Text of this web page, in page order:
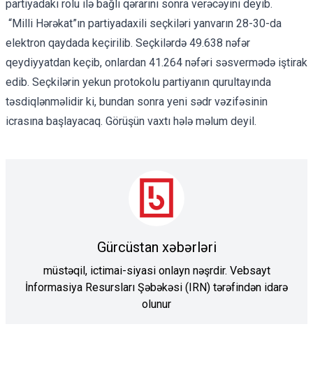
partiyadakı rolu ilə bağlı qərarını sonra verəcəyini deyib.
“Milli Hərəkat”ın partiyadaxili seçkiləri yanvarın 28-30-da
elektron qaydada keçirilib. Seçkilərdə 49.638 nəfər
qeydiyyatdan keçib, onlardan 41.264 nəfəri səsvermədə iştirak
edib. Seçkilərin yekun protokolu partiyanın qurultayında
təsdiqlənməlidir ki, bundan sonra yeni sədr vəzifəsinin
icrasına başlayacaq. Görüşün vaxtı hələ məlum deyil.
Gürcüstan xəbərləri
müstəqil, ictimai-siyasi onlayn nəşrdir. Vebsayt
İnformasiya Resursları Şəbəkəsi (IRN) tərəfindən idarə
olunur